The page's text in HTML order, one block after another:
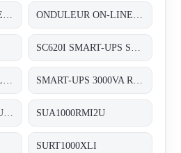
SUA1000RMI2U
SURT1000XLI